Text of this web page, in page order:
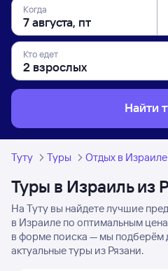
Когда
Кто едет
Найти
Туту Туры Отдых в Израиле
Туры в Израиль из
На Туту вы найдете лучшие
в Израиле по оптимальным
в форме поиска — мы подберём
актуальные туры из Рязани.